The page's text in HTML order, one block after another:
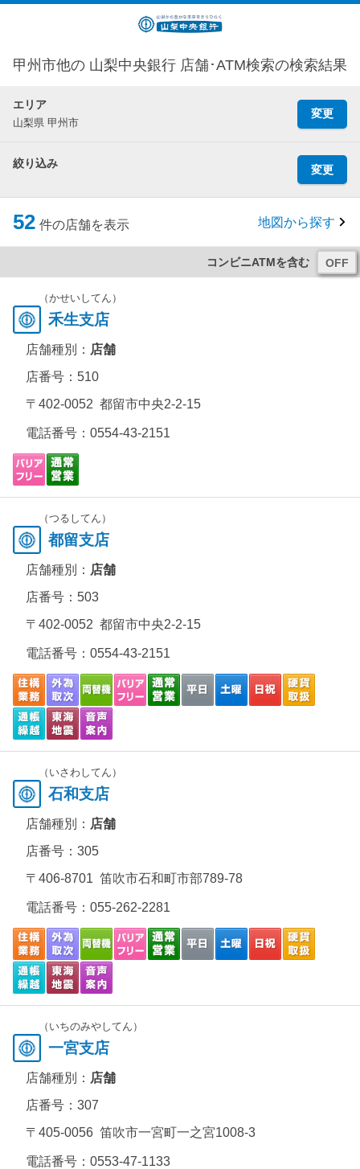
甲州市他の 山梨中央銀行 店舗･ATM検索の検索結果
エリア
山梨県 甲州市
変更
絞り込み 変更
52 件の店舗を表示 地図から探す
コンビニATMを含む
（かせいしてん）
禾生支店
店舗種別： 店舗
店番号：510
〒402-0052 都留市中央2-2-15
電話番号： 0554-43-2151
（つるしてん）
都留支店
店舗種別： 店舗
店番号：503
〒402-0052 都留市中央2-2-15
電話番号： 0554-43-2151
（いさわしてん）
石和支店
店舗種別： 店舗
店番号：305
〒406-8701 笛吹市石和町市部789-78
電話番号： 055-262-2281
（いちのみやしてん）
一宮支店
店舗種別： 店舗
店番号：307
〒405-0056 笛吹市一宮町一之宮1008-3
電話番号： 0553-47-1133